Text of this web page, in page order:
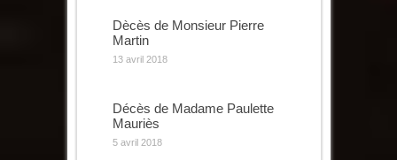
Dècès de Monsieur Pierre
Martin
13 avril 2018
Décès de Madame Paulette
Mauriès
5 avril 2018